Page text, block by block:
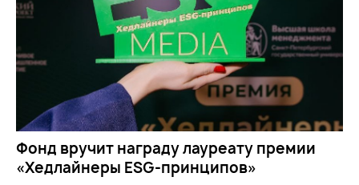
Фонд вручит награду лауреату премии
«Хедлайнеры ESG-принципов»